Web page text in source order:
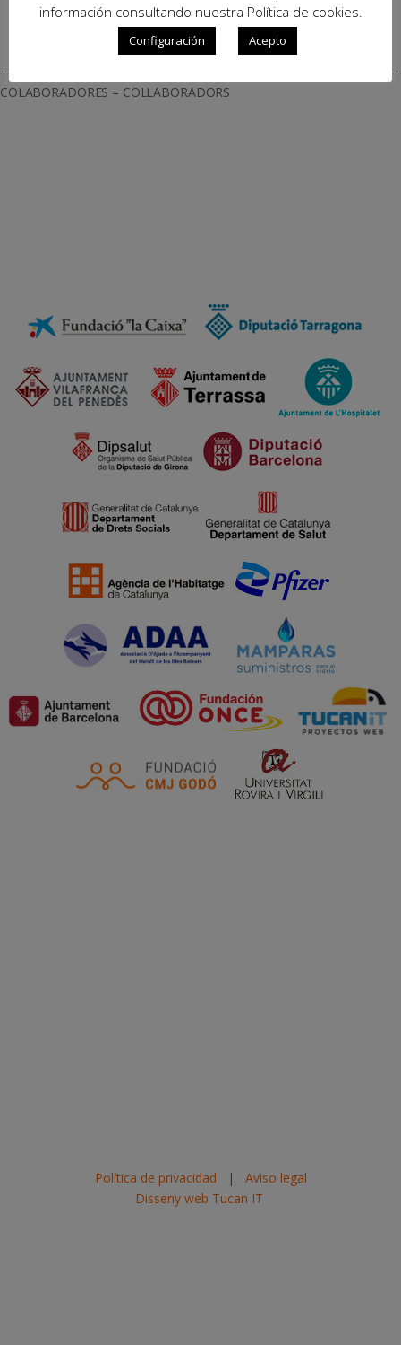
COLABORADORES – COL·LABORADORS
Política de privacidad | Aviso legal
Disseny web Tucan IT
información consultando nuestra Política de cookies.
Configuración Acepto